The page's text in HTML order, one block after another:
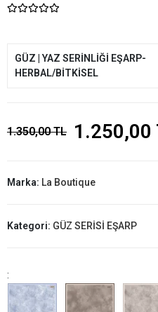
GÜZ | YAZ SERİNLİĞİ EŞARP-
HERBAL/BİTKİSEL
1.350,00 TL 1.250,00
Marka: La Boutique
Kategori: GÜZ SERİSİ EŞARP
: